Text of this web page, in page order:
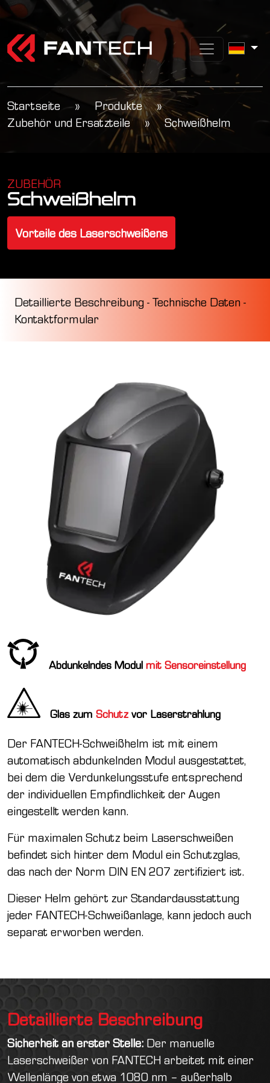
Startseite » Produkte
»
Zubehör und Ersatzteile
» Schweißhelm
ZUBEHÖR
Schweißhelm
Vorteile des Laserschweißens
Detaillierte Beschreibung - Technische Daten -
Kontaktformular
Abdunkelndes Modul mit Sensoreinstellung
Glas zum Schutzvor Laserstrahlung
Der FANTECH-Schweißhelm ist mit einem
automatisch abdunkelnden Modul ausgestattet,
bei dem die Verdunkelungsstufe entsprechend
der individuellen Empfindlichkeit der Augen
eingestellt werden kann.
Für maximalen Schutz beim Laserschweißen
befindet sich hinter dem Modul ein Schutzglas,
das nach der Norm DIN EN 207 zertifiziert ist.
Dieser Helm gehört zur Standardausstattung
jeder FANTECH-Schweißanlage, kann jedoch auch
separat erworben werden.
Detaillierte Beschreibung
Sicherheit an erster Stelle: Der manuelle
Laserschweißer von FANTECH arbeitet mit einer
Wellenlänge von etwa 1080 nm – außerhalb